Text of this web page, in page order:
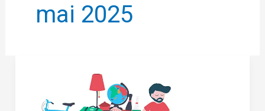
mai 2025